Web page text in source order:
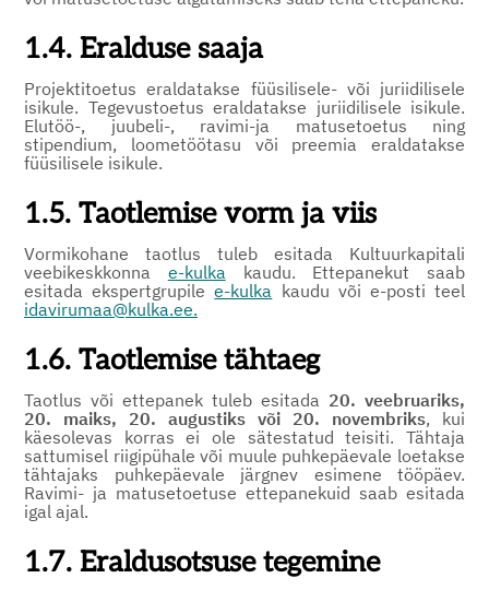
1.4. Eralduse saaja
Projektitoetus eraldatakse füüsilisele- või juriidilisele
isikule. Tegevustoetus eraldatakse juriidilisele isikule.
Elutöö-, juubeli-, ravimi-ja matusetoetus ning
stipendium, loometöötasu või preemia eraldatakse
füüsilisele isikule.
1.5. Taotlemise vorm ja viis
Vormikohane taotlus tuleb esitada Kultuurkapitali
veebikeskkonna e-kulka kaudu. Ettepanekut saab
esitada ekspertgrupilee-kulka kaudu või e-posti teel
idavirumaa@kulka.ee.
1.6. Taotlemise tähtaeg
Taotlus või ettepanek tuleb esitada 20. veebruariks,
20. maiks, 20. augustiks või 20. novembriks, kui
käesolevas korras ei ole sätestatud teisiti. Tähtaja
sattumisel riigipühale või muule puhkepäevale loetakse
tähtajaks puhkepäevale järgnev esimene tööpäev.
Ravimi- ja matusetoetuse ettepanekuid saab esitada
igal ajal.
1.7. Eraldusotsuse tegemine